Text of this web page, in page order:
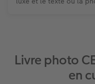
Livre photo
en